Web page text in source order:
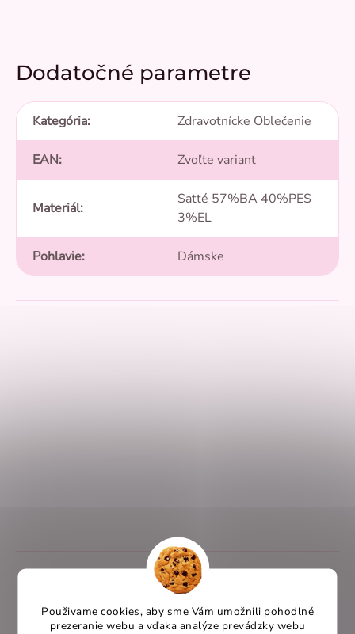
Použivame cookies, aby sme Vám umožnili pohodlné
prezeranie webu a vďaka analýze prevádzky webu
Dodatočné parametre
Kategória: Zdravotnícke Oblečenie
EAN: Zvoľte variant
Materiál:
Satté 57%BA 40%PES
3%EL
Pohlavie: Dámske
Obľúbené kategórie